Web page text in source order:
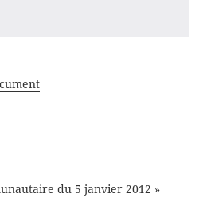
du 5 janvier 2012 »